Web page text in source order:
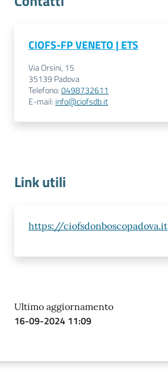
La
online
CIOFS-FP VENETO | ETS
Via Orsini, 15
35139 Padova
Telefono:0498732611
E-mail: info@ciofsdb.it
Link utili
https://ciofsdonboscopadova.it
Ultimo aggiornamento
16-09-2024 11:09